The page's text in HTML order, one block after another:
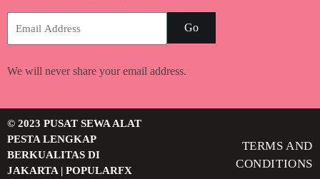
Go
We will never share your email address.
© 2023 PUSAT SEWA ALAT
PESTA LENGKAP
BERKUALITAS DI
JAKARTA | POPULARFX
TERMS AND
CONDITIONS